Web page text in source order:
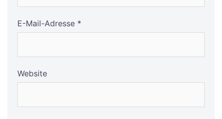
E-Mail-Adresse *
Website